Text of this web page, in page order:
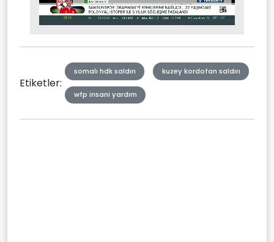
Mute Stream
Etiketler:
somalı hdk saldırı kuzey kordofan saldırı
wfp insani yardım